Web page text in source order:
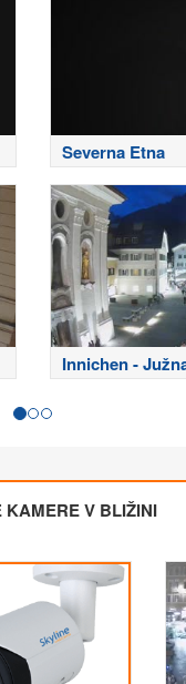
Severna Etna
Innichen -
KAMERE V BLIŽINI